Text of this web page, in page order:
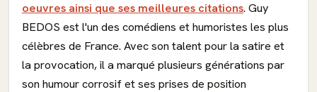
oeuvres ainsi que ses meilleures citations. Guy
BEDOS est l'un des comédiens et humoristes les plus
célèbres de France. Avec son talent pour la satire et
la provocation, il a marqué plusieurs générations par
son humour corrosif et ses prises de position